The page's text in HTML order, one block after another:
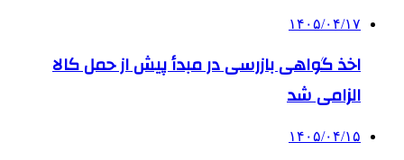
۱۴۰۵/۰۴/۱۷
اخذ گواهی بازرسی در مبدأ پیش از حمل کالا
الزامی شد
۱۴۰۵/۰۴/۱۵